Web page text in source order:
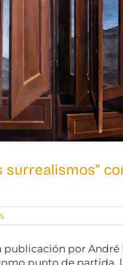
surrealismos”
publicación por
punto de partida,